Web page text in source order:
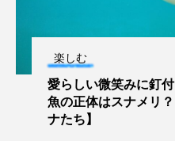
産卵 田んぼ
磯遊び 神戸須磨シー
楽しむ
愛らしい微笑みに釘
魚の正体はスナメリ
ナたち】